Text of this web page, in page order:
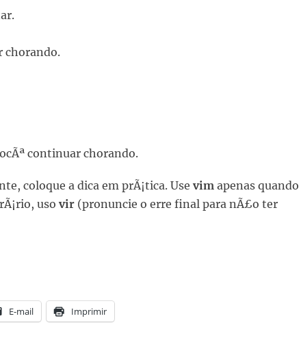
chorando.
continuar chorando.
coloque a dica em prÃ¡tica. Use vim apenas quando
uso vir (pronuncie o erre final para nÃ£o ter
E-mail Imprimir